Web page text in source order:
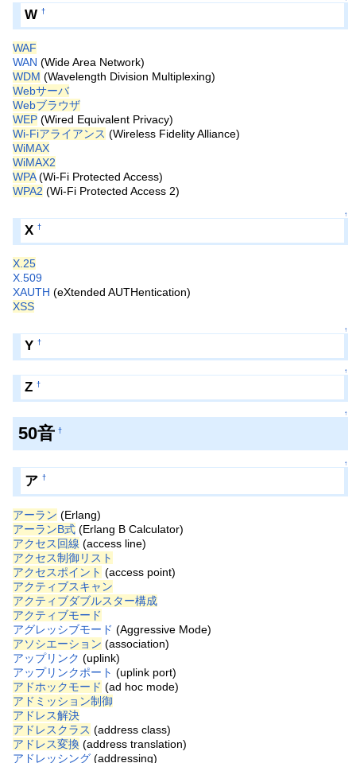
W †
WAF
WAN (Wide Area Network)
WDM (Wavelength Division Multiplexing)
Webサーバ
Webブラウザ
WEP (Wired Equivalent Privacy)
Wi-Fiアライアンス (Wireless Fidelity Alliance)
WiMAX
WiMAX2
WPA(Wi-Fi Protected Access)
WPA2 (Wi-Fi Protected Access 2)
↑
X †
X.25
X.509
XAUTH (eXtended AUTHentication)
XSS
↑
Y †
↑
Z †
↑
50音 †
↑
ア †
アーラン (Erlang)
アーランB式 (Erlang B Calculator)
アクセス回線 (access line)
アクセス制御リスト
アクセスポイント (access point)
アクティブスキャン
アクティブダブルスター構成
アクティブモード
アグレッシブモード (Aggressive Mode)
アソシエーション (association)
アップリンク (uplink)
アップリンクポート (uplink port)
アドホックモード (ad hoc mode)
アドミッション制御
アドレス解決
アドレスクラス (address class)
アドレス変換 (address translation)
アドレッシング (addressing)